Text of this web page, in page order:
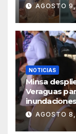
AGOSTO
NOTICIAS
Minsa
Veraguas
inundaciones
AGOSTO